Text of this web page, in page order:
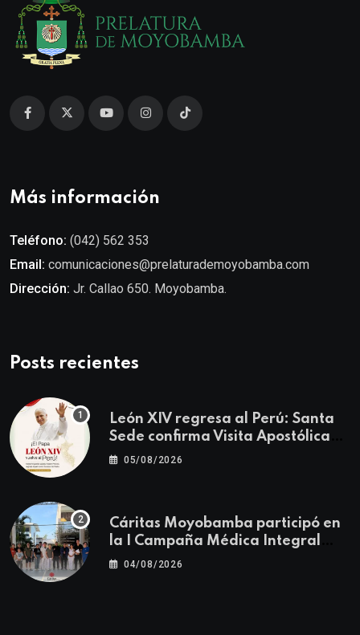
Más información
Teléfono: (042) 562 353
Email: comunicaciones@prelaturademoyobamba.com
Dirección: Jr. Callao 650. Moyobamba.
Posts recientes
León XIV regresa al Perú: Santa
Sede confirma Visita Apostólica
del 11 al 17 de noviembre
05/08/2026
Cáritas Moyobamba participó en
la I Campaña Médica Integral
Gratuita llevando salud y
04/08/2026